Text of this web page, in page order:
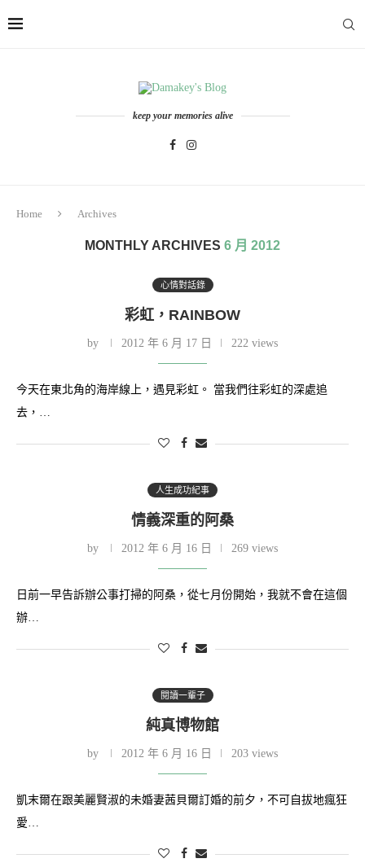
keep your memories alive
Home Archives
MONTHLY ARCHIVES 6 月 2012
心情對話錄
彩虹，RAINBOW
by 2012 年 6 月 17 日 222 views
今天在東北角的海岸線上，遇見彩虹。 當我們往彩虹的深處追
去，…
人生成功紀事
情義深重的阿桑
by 2012 年 6 月 16 日 269 views
日前一早告訴辦公事打掃的阿桑，從七月份開始，我就不會在這個
辦…
閱讀一輩子
純真博物館
by 2012 年 6 月 16 日 203 views
凱末爾在跟美麗賢淑的未婚妻茜貝爾訂婚的前夕，不可自拔地瘋狂
愛…